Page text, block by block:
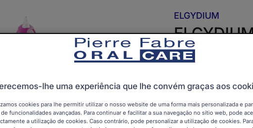
ELGYDIUM
para 2/6
dentes
ACESSÓRIO
Escova
dentária - Limpa
lhe uma experiência que lhe convém graças aos
cookies para lhe permitir utilizar o nosso website de uma forma mais personalizada e
funcionalidades avançadas. Para continuar e facilitar a sua navegação no sítio web, pode
a utilização de cookies. Caso contrário, pode personalizar a utilização de cookies.